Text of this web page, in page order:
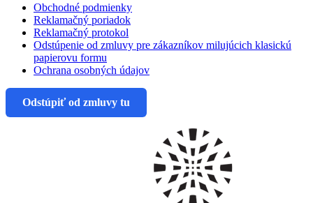
Obchodné podmienky
Reklamačný poriadok
Reklamačný protokol
Odstúpenie od zmluvy pre zákazníkov milujúcich klasickú
papierovu formu
Ochrana osobných údajov
Odstúpiť od zmluvy tu